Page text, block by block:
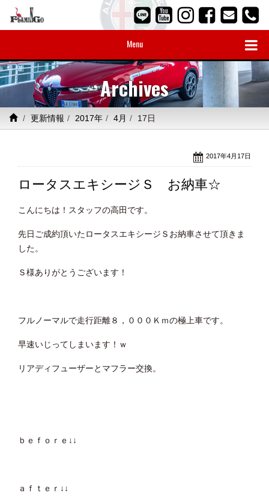
Menu
Archives
更新情報 2017年 4月 17日
2017年4月17日
ロータスエキシージＳ お納車☆
こんにちは！スタッフの高田です。
先日ご成約頂いたロータスエキシージＳお納車させて頂きま
した。
Ｓ様ありがとうございます！
フルノーマルで走行距離８，０００Ｋｍの極上車です。
早速いじってしまいます！ｗ
リアディフューザーとマフラー交換。
ｂｅｆｏｒｅ↓↓
ａｆｔｅｒ↓↓